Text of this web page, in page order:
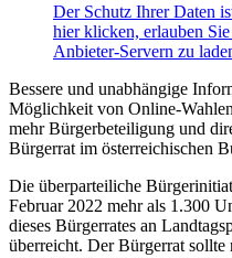
Der Schutz Ihrer Daten
hier klicken, erlauben
Anbieter-Servern zu
Bessere und unabhängige
Möglichkeit von Online-
mehr Bürgerbeteiligung und
Bürgerrat im österreichischen
Die überparteiliche
Februar 2022 mehr als 1.300
dieses Bürgerrates an
überreicht. Der Bürgerrat